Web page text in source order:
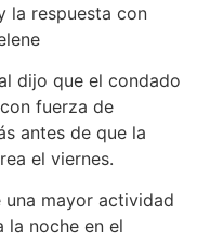
la respuesta con
dijo que el condado
fuerza de
antes de que la
el viernes.
una mayor actividad
la noche en el